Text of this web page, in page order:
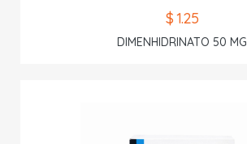
$ 1.25
DIMENHIDRINATO 50 MG